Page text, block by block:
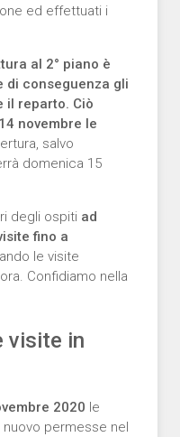
ed effettuati i
al 2° piano è
di conseguenza gli
il reparto. Ciò
novembre le
salvo
domenica 15
degli ospiti ad
fino a
le visite
Confidiamo nella
visite in
2020 le
nuovo permesse nel